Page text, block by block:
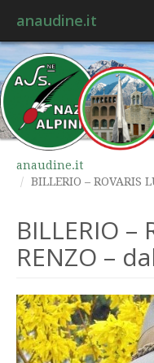
anaudine.it
anaudine.it
BILLERIO – ROVARIS
BILLERIO –
RENZO –